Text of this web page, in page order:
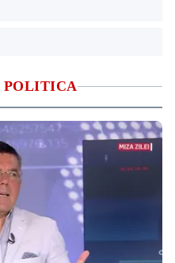
POLITICA